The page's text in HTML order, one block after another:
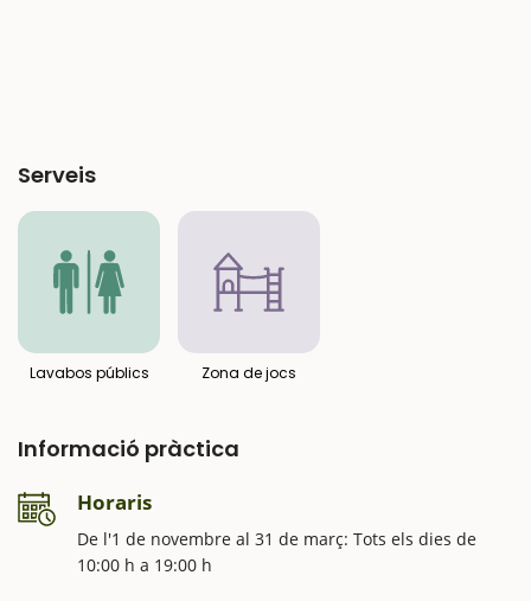
Serveis
Lavabos públics Zona de jocs
Informació pràctica
Horaris
De l'1 de novembre al 31 de març: Tots els dies de
10:00 h a 19:00 h